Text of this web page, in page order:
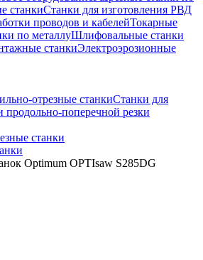
станкиСтанки для изготовления РВД
проводов и кабелейТокарные
по металлуШлифовальные станки
станкиЭлектроэрозионные
отрезные станкиСтанки для
продольно-поперечной резки
станки
Optimum OPTIsaw S285DG